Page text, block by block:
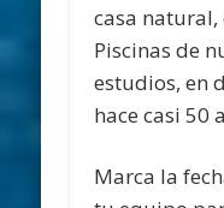
casa natural,
Piscinas de
estudios, en
hace casi 50
Marca la